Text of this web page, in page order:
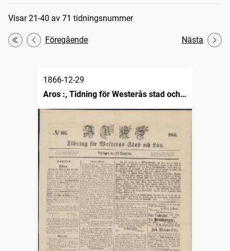
Sökresultat
Visar 21-40 av 71 tidningsnummer
Första
Föregående Nästa
1866-12-29
Aros :, Tidning för Westerås stad och
län